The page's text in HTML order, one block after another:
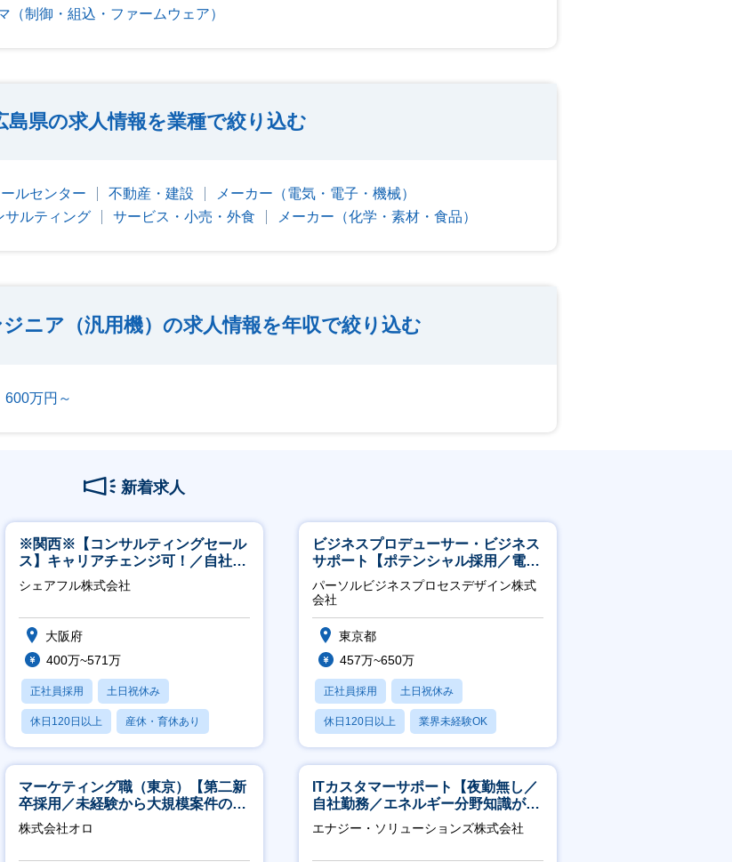
（制御・組込・ファームウェア）
島県の求人情報を業種で絞り込む
ルセンター 不動産・建設
メーカー（電気・電子・機械）
サルティング サービス・小売・外食 メーカー（化学・素材・食品）
ニア（汎用機）の求人情報を年収で絞り込む
600万円～
新着求人
※関西※【コンサルティングセール
ス】キャリアチェンジ可！／自社サ
ービス『シェアフル』の営業
シェアフル株式会社
大阪府
400万~571万
正社員採用 土日祝休み
休日120日以上 産休・育休あり
賞与あり
ビジネスプロデューサー・ビジネス
サポート【ポテンシャル採用／電
力・ガス等の民間向けプロジェクト
推進】
パーソルビジネスプロセスデザイン株式
会社
東京都
457万~650万
正社員採用 土日祝休み
休日120日以上 業界未経験OK
産休・育休あり
マーケティング職（東京）【第二新
卒採用／未経験から大規模案件のマ
ーケティングが経験できる／研修充
実】
株式会社オロ
ITカスタマーサポート【夜勤無し／
自社勤務／エネルギー分野知識が身
につきます】
エナジー・ソリューションズ株式会社